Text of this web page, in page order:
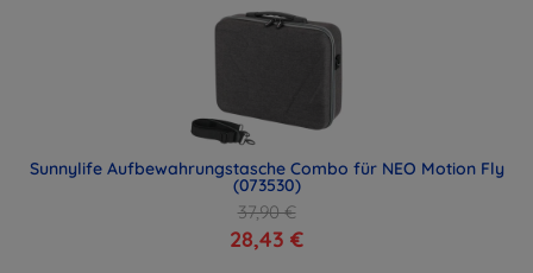
Sunnylife Aufbewahrungstasche Combo für NEO Motion Fly
(073530)
37,90 €
28,43 €